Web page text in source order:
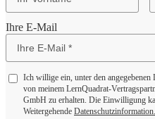
Ihre E-Mail
Ich willige ein, unter den
von meinem LernQuadrat-
GmbH zu erhalten. Die Einwilligung
Weitergehende Datenschutzinformation.